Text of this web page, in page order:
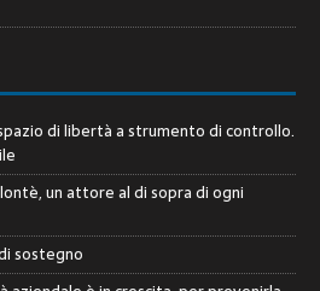
di libertà a strumento di controllo.
un attore al di sopra di ogni
sostegno